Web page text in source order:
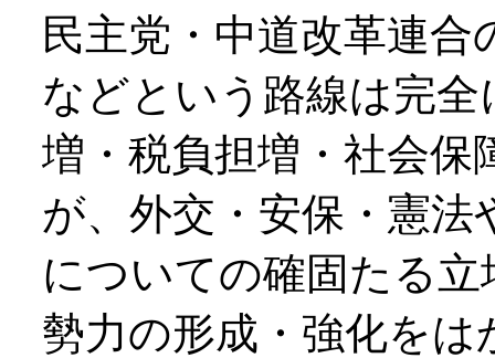
民主党・中道改革連
などという路線は完
増・税負担増・社会保
が、外交・安保・憲
についての確固たる
勢力の形成・強化を